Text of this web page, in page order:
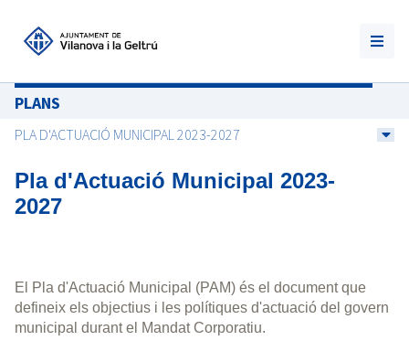
PLANS
PLA D'ACTUACIÓ MUNICIPAL 2023-2027
Pla d'Actuació Municipal 2023-
2027
El Pla d'Actuació Municipal (PAM) és el document que
defineix els objectius i les polítiques d'actuació del govern
municipal durant el Mandat Corporatiu.